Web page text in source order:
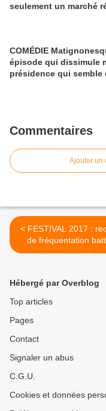
seulement un marché
COMÉDIE
épisode qui dissimule
présidence qui semble
Commentaires
Ajouter un
< FESTIVAL 2017 : record
de fréquentation
Hébergé par Overblog
Top articles
Pages
Contact
Signaler un abus
C.G.U.
Cookies et données